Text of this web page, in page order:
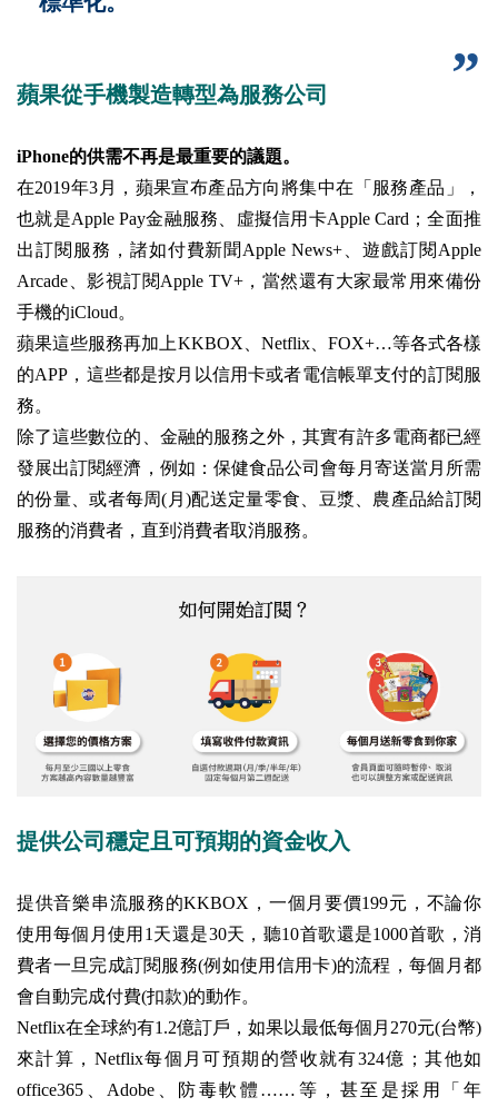
蘋果從手機製造轉型為服務公司
iPhone的供需不再是最重要的議題。
在2019年3月，蘋果宣布產品方向將集中在「服務產品」，
也就是Apple Pay金融服務、虛擬信用卡Apple Card；全面推
出訂閱服務，諸如付費新聞Apple News+、遊戲訂閱Apple
Arcade、影視訂閱Apple TV+，當然還有大家最常用來備份
手機的iCloud。
蘋果這些服務再加上KKBOX、Netflix、FOX+…等各式各樣
的APP，這些都是按月以信用卡或者電信帳單支付的訂閱服
務。
除了這些數位的、金融的服務之外，其實有許多電商都已經
發展出訂閱經濟，例如：保健食品公司會每月寄送當月所需
的份量、或者每周(月)配送定量零食、豆漿、農產品給訂閱
服務的消費者，直到消費者取消服務。
提供公司穩定且可預期的資金收入
提供音樂串流服務的KKBOX，一個月要價199元，不論你
使用每個月使用1天還是30天，聽10首歌還是1000首歌，消
費者一旦完成訂閱服務(例如使用信用卡)的流程，每個月都
會自動完成付費(扣款)的動作。
Netflix在全球約有1.2億訂戶，如果以最低每個月270元(台幣)
來計算，Netflix每個月可預期的營收就有324億；其他如
office365、Adobe、防毒軟體……等，甚至是採用「年